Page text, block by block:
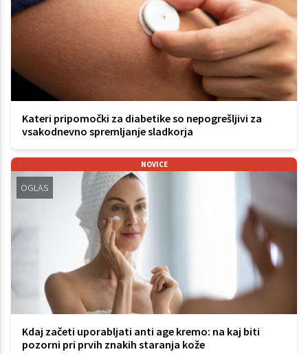
Kateri pripomočki za diabetike so nepogrešljivi za
vsakodnevno spremljanje sladkorja
NOVICE
OGLAS
Kdaj začeti uporabljati anti age kremo: na kaj biti
pozorni pri prvih znakih staranja kože